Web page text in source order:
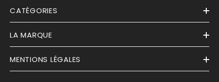
CATÉGORIES
LA MARQUE
MENTIONS LÉGALES